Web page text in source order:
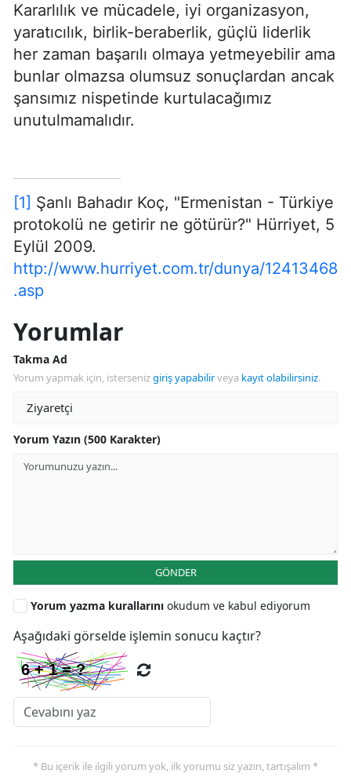
Kararlılık ve mücadele, iyi organizasyon,
yaratıcılık, birlik-beraberlik, güçlü liderlik
her zaman başarılı olmaya yetmeyebilir ama
bunlar olmazsa olumsuz sonuçlardan ancak
şansımız nispetinde kurtulacağımız
unutulmamalıdır.
[1] Şanlı Bahadır Koç, "Ermenistan - Türkiye
protokolü ne getirir ne götürür?" Hürriyet, 5
Eylül 2009.
http://www.hurriyet.com.tr/dunya/12413468
.asp
Yorumlar
Takma Ad
Yorum yapmak için, istersenizgiriş yapabilirveya kayıt olabilirsiniz.
Yorum Yazın (500 Karakter)
GÖNDER
Yorum yazma kurallarını okudum ve kabul ediyorum
Aşağıdaki görselde işlemin sonucu kaçtır?
* Bu içerik ile ilgili yorum yok, ilk yorumu siz yazın, tartışalım *